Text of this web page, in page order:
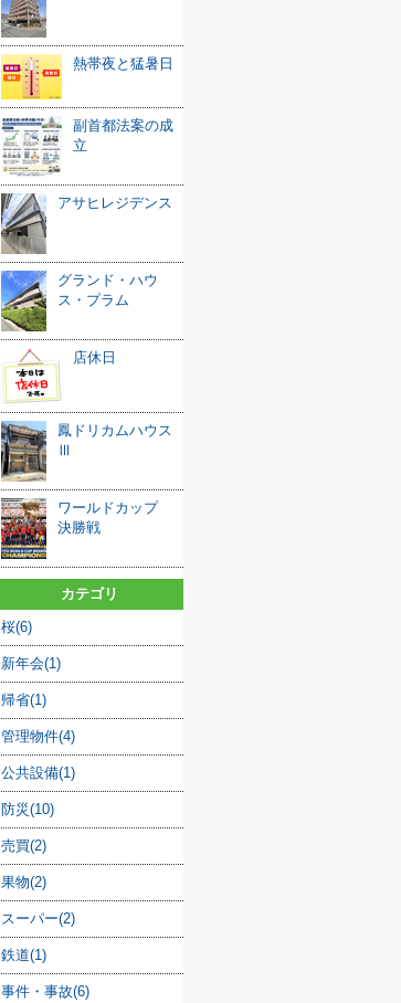
熱帯夜と猛暑日
副首都法案の成
立
アサヒレジデンス
グランド・ハウ
ス・プラム
店休日
鳳ドリカムハウス
Ⅲ
ワールドカップ
決勝戦
カテゴリ
桜(6)
新年会(1)
帰省(1)
管理物件(4)
公共設備(1)
防災(10)
売買(2)
果物(2)
スーパー(2)
鉄道(1)
事件・事故(6)